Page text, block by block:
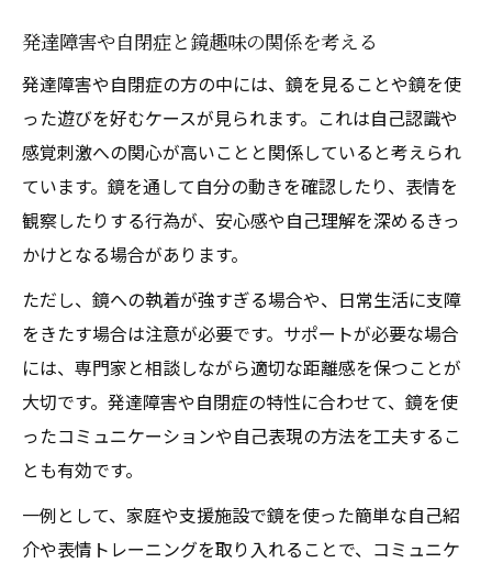
発達障害や自閉症と鏡趣味の関係を考える
発達障害や自閉症の方の中には、鏡を見ることや鏡を使
った遊びを好むケースが見られます。これは自己認識や
感覚刺激への関心が高いことと関係していると考えられ
ています。鏡を通して自分の動きを確認したり、表情を
観察したりする行為が、安心感や自己理解を深めるきっ
かけとなる場合があります。
ただし、鏡への執着が強すぎる場合や、日常生活に支障
をきたす場合は注意が必要です。サポートが必要な場合
には、専門家と相談しながら適切な距離感を保つことが
大切です。発達障害や自閉症の特性に合わせて、鏡を使
ったコミュニケーションや自己表現の方法を工夫するこ
とも有効です。
一例として、家庭や支援施設で鏡を使った簡単な自己紹
介や表情トレーニングを取り入れることで、コミュニケ